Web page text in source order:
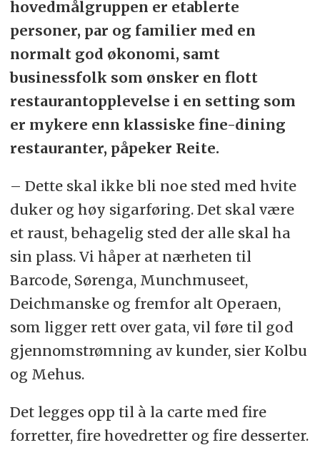
hovedmålgruppen er etablerte
personer, par og familier med en
normalt god økonomi, samt
businessfolk som ønsker en flott
restaurantopplevelse i en setting som
er mykere enn klassiske fine-dining
restauranter, påpeker Reite.
– Dette skal ikke bli noe sted med hvite
duker og høy sigarføring. Det skal være
et raust, behagelig sted der alle skal ha
sin plass. Vi håper at nærheten til
Barcode, Sørenga, Munchmuseet,
Deichmanske og fremfor alt Operaen,
som ligger rett over gata, vil føre til god
gjennomstrømning av kunder, sier Kolbu
og Mehus.
Det legges opp til à la carte med fire
forretter, fire hovedretter og fire desserter.